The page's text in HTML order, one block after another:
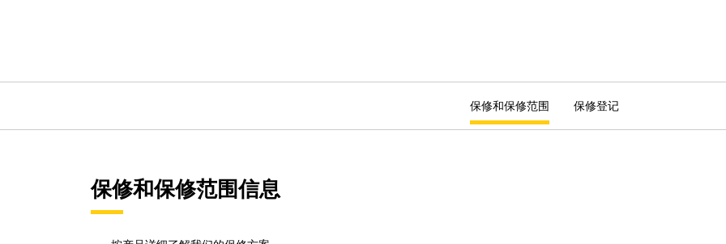
保修和保修范围 保修登记
保修和保修范围信息